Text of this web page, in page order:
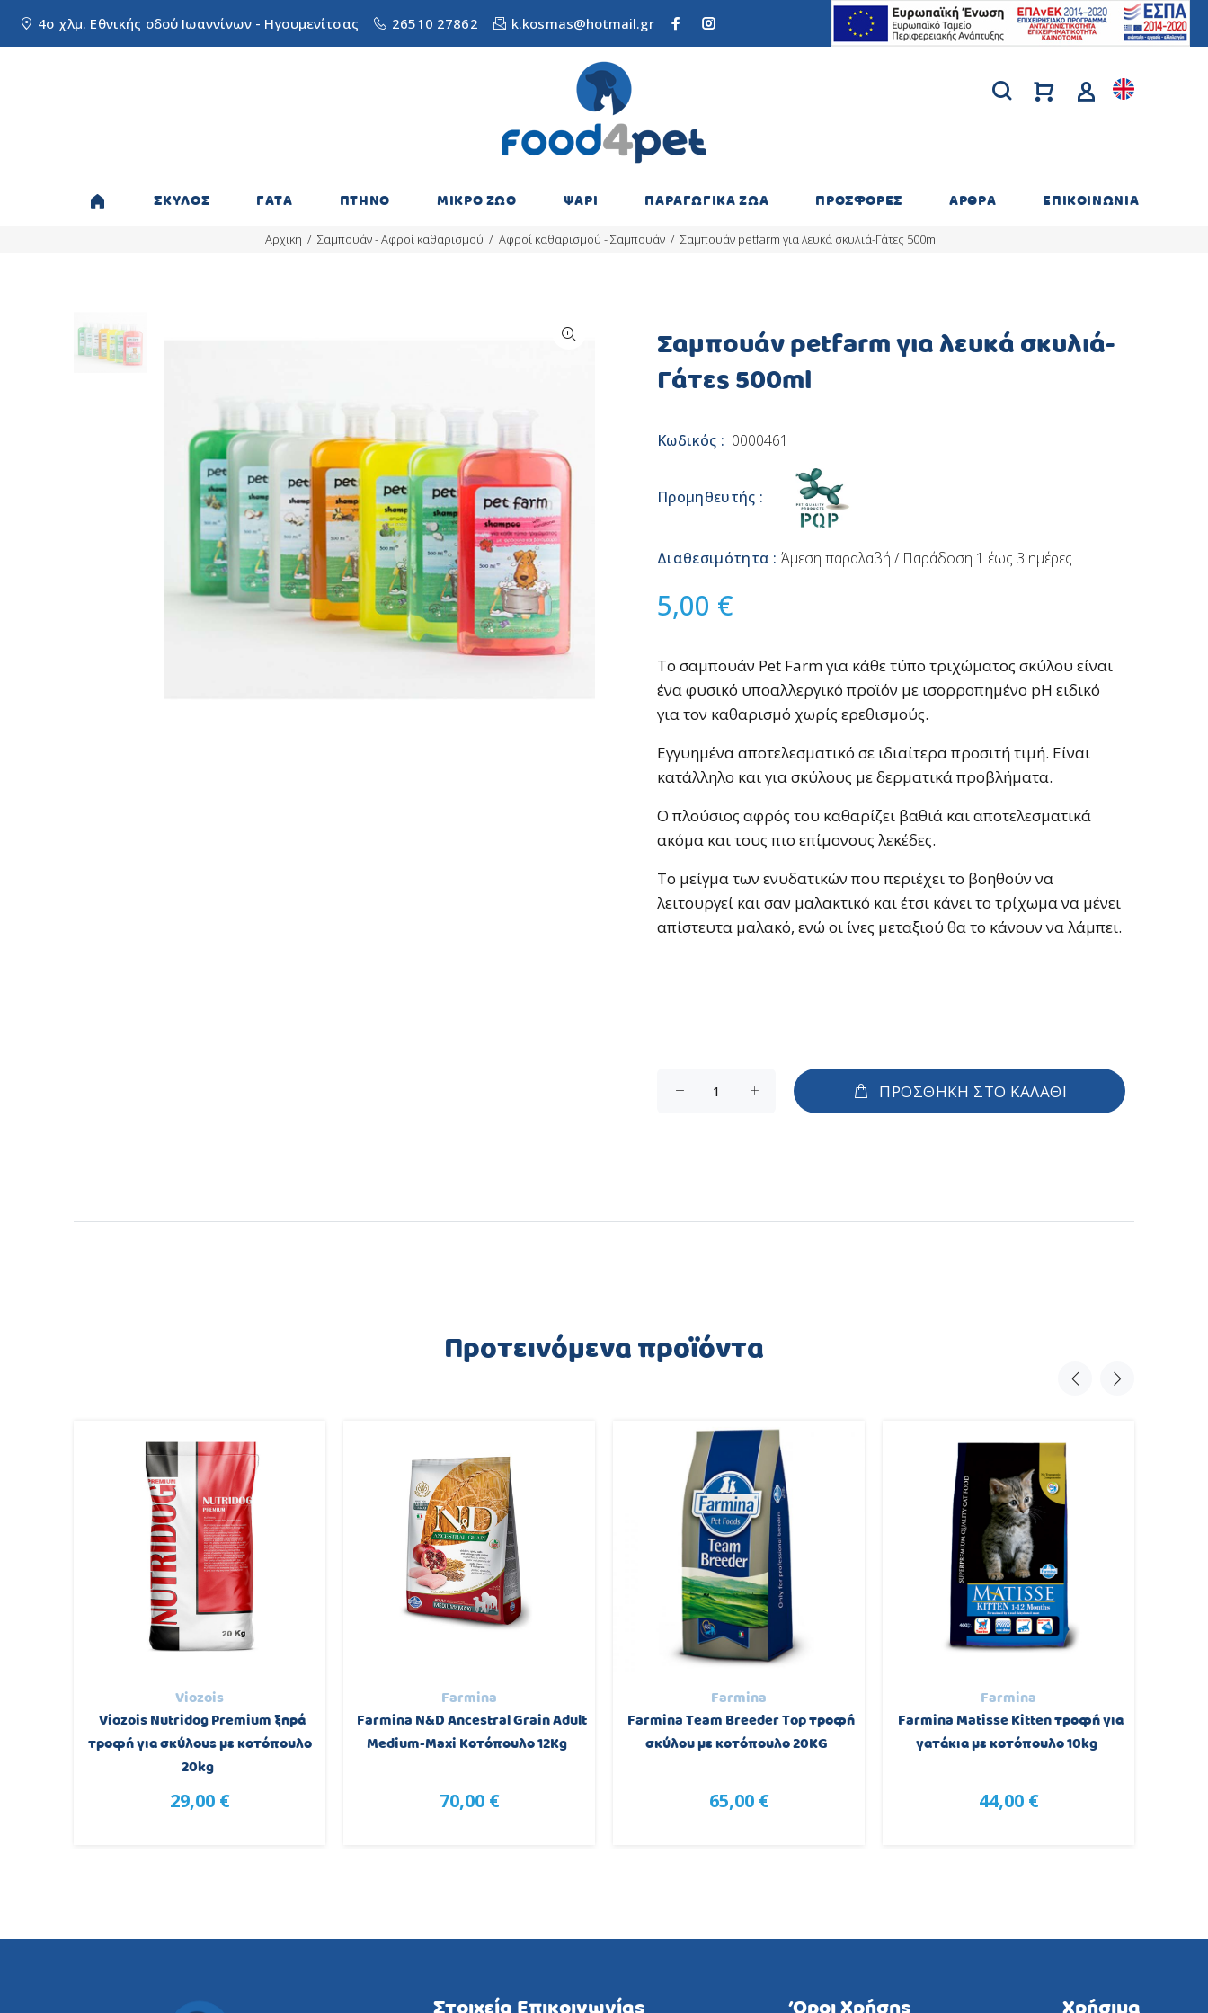
4ο χλμ. Εθνικής οδού Ιωαννίνων - Ηγουμενίτσας 26510 27862 k.kosmas@hotmail.gr
ΣΚΥΛΟΣ ΓΑΤΑ ΠΤΗΝΟ ΜΙΚΡΟ ΖΩΟ ΨΑΡΙ ΠΑΡΑΓΩΓΙΚΑ ΖΩΑ ΠΡΟΣΦΟΡΕΣ ΑΡΘΡΑ ΕΠΙΚΟΙΝΩΝΙΑ
Αρχικη Σαμπουάν - Αφροί καθαρισμού Αφροί καθαρισμού - Σαμπουάν Σαμπουάν petfarm για λευκά σκυλιά-Γάτες 500ml
Σαμπουάν petfarm για λευκά σκυλιά-
Γάτες 500ml
Κωδικός : 0000461
Προμηθευτής :
Διαθεσιμότητα :Άμεση παραλαβή / Παράδoση 1 έως 3 ημέρες
5,00 €
Το σαμπουάν Pet Farm για κάθε τύπο τριχώματος σκύλου είναι
ένα φυσικό υποαλλεργικό προϊόν με ισορροπημένο pH ειδικό
για τον καθαρισμό χωρίς ερεθισμούς.
Εγγυημένα αποτελεσματικό σε ιδιαίτερα προσιτή τιμή. Είναι
κατάλληλο και για σκύλους με δερματικά προβλήματα.
Ο πλούσιος αφρός του καθαρίζει βαθιά και αποτελεσματικά
ακόμα και τους πιο επίμονους λεκέδες.
Το μείγμα των ενυδατικών που περιέχει το βοηθούν να
λειτουργεί και σαν μαλακτικό και έτσι κάνει το τρίχωμα να μένει
απίστευτα μαλακό, ενώ οι ίνες μεταξιού θα το κάνουν να λάμπει.
ΠΡΟΣΘΗΚΗ ΣΤΟ ΚΑΛΑΘΙ
Προτεινόμενα προϊόντα
Viozois
Viozois Nutridog Premium ξηρά
τροφή για σκύλους με κοτόπουλο
20kg
29,00 €
Farmina
Farmina N&D Ancestral Grain Adult
Medium-Maxi Κοτόπουλο 12Kg
70,00 €
Farmina
Farmina Team Breeder Top τροφή
σκύλου με κοτόπουλο 20KG
65,00 €
Farmina
Farmina Matisse Kitten τροφή για
γατάκια με κοτόπουλο 10kg
44,00 €